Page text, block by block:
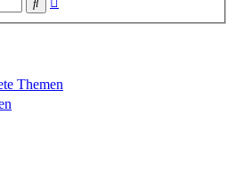
Themen